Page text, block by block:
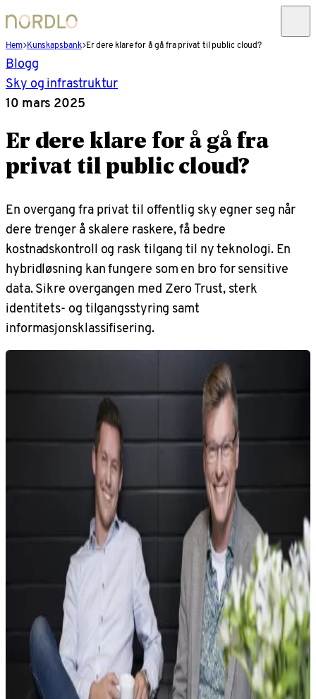
Hem Kunskapsbank Er dere klare for å gå fra privat til public cloud?
Blogg
Sky og infrastruktur
10 mars 2025
Er dere klare for å gå fra
privat til public cloud?
En overgang fra privat til offentlig sky egner seg når
dere trenger å skalere raskere, få bedre
kostnadskontroll og rask tilgang til ny teknologi. En
hybridløsning kan fungere som en bro for sensitive
data. Sikre overgangen med Zero Trust, sterk
identitets- og tilgangsstyring samt
informasjonsklassifisering.